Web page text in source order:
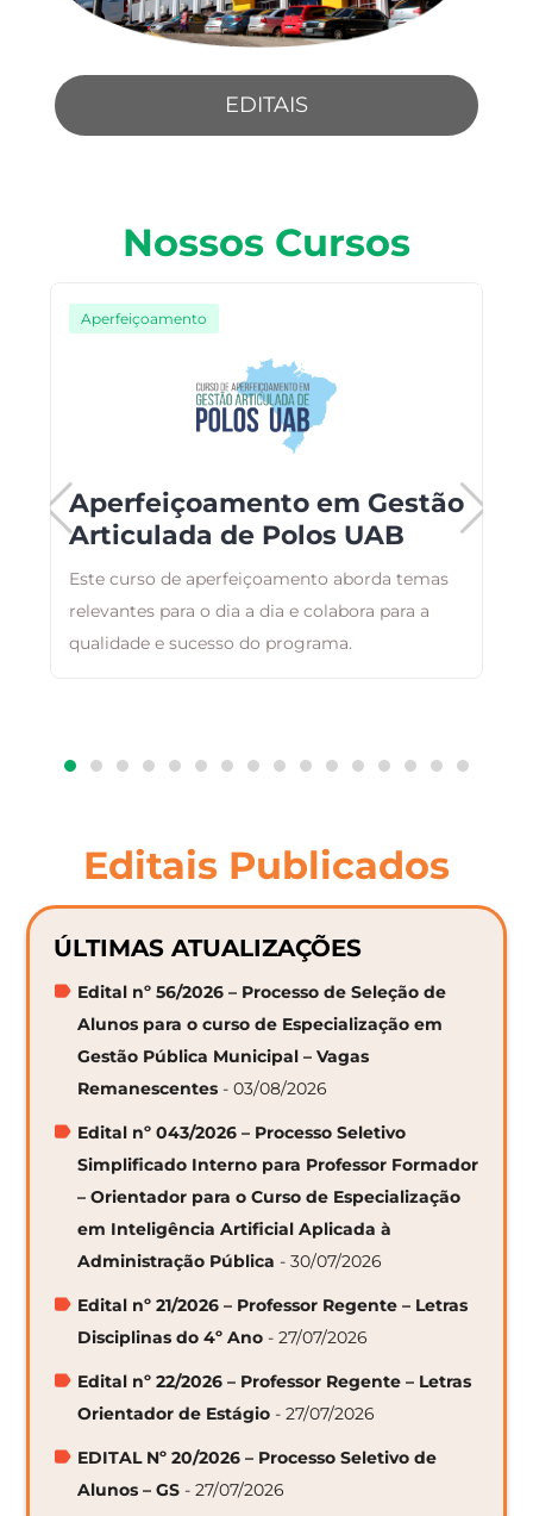
EDITAIS
Nossos Cursos
Aperfeiçoamento
Aperfeiçoamento em Gestão
Articulada de Polos UAB
Este curso de aperfeiçoamento aborda temas
relevantes para o dia a dia e colabora para a
qualidade e sucesso do programa.
Editais Publicados
ÚLTIMAS ATUALIZAÇÕES
Edital nº 56/2026 – Processo de Seleção de
Alunos para o curso de Especialização em
Gestão Pública Municipal – Vagas
Remanescentes - 03/08/2026
Edital nº 043/2026 – Processo Seletivo
Simplificado Interno para Professor Formador
– Orientador para o Curso de Especialização
em Inteligência Artificial Aplicada à
Administração Pública - 30/07/2026
Edital nº 21/2026 – Professor Regente – Letras
Disciplinas do 4º Ano - 27/07/2026
Edital nº 22/2026 – Professor Regente – Letras
Orientador de Estágio - 27/07/2026
EDITAL Nº 20/2026 – Processo Seletivo de
Alunos – GS - 27/07/2026